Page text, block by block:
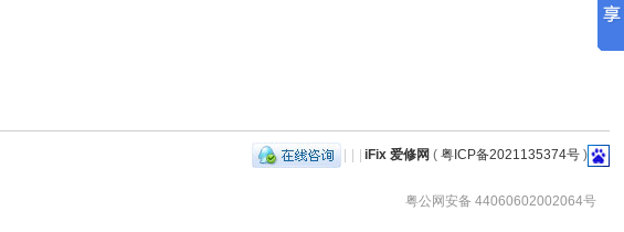
| | | iFix 爱修网 ( 粤ICP备2021135374号)
粤公网安备 44060602002064号